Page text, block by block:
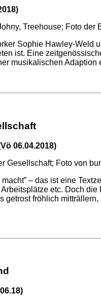
Sophie Hawley-Weld
ist. Eine
musikalischen
06.04.2018)
– das ist eine
etc. Doch
getrost fröhlich